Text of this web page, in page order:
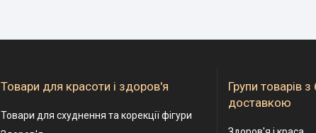
Товари для красоти і здоров'я
Товари для схуднення та корекції фігури
Групи товарів
доставкою